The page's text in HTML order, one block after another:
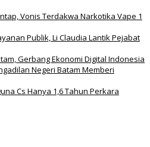
Vonis Terdakwa Narkotika Vape 1
Publik, Li Claudia Lantik Pejabat
Gerbang Ekonomi Digital Indonesia
Negeri Batam Memberi
Cs Hanya 1,6 Tahun Perkara